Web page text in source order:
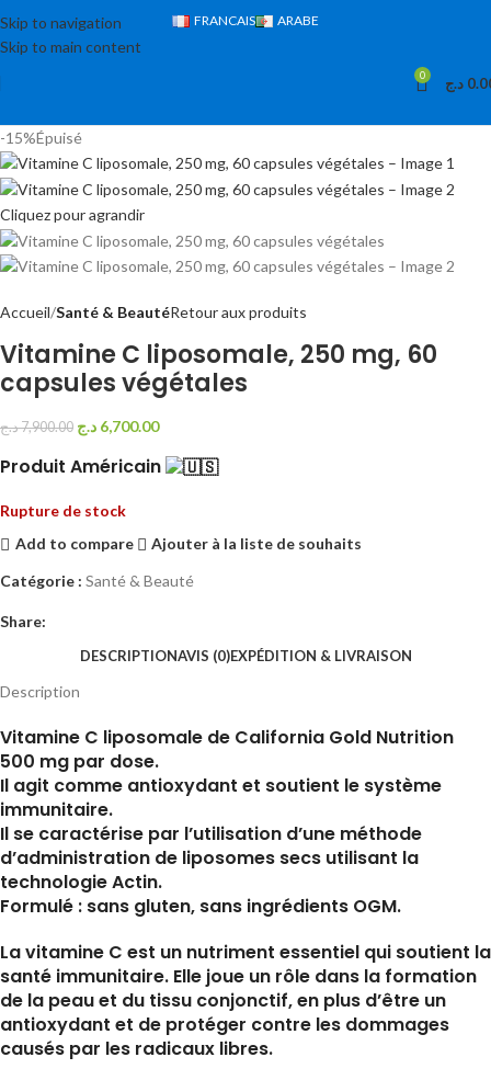
Skip to navigation
Skip to main content
FRANCAIS ARABE
0 د.ج
-15%Épuisé
Cliquez pour agrandir
Accueil Santé & BeautéRetour aux produits
Vitamine C liposomale, 250 mg, 60
capsules végétales
7,900.00د.ج 6,700.00 د.ج
Produit Américain
Rupture de stock
Add to compare
Ajouter à la liste de souhaits
Catégorie : Santé & Beauté
Share:
DESCRIPTIONAVIS (0)EXPÉDITION & LIVRAISON
Description
Vitamine C liposomale de California Gold Nutrition
500 mg par dose.
Il agit comme antioxydant et soutient le système
immunitaire.
Il se caractérise par l’utilisation d’une méthode
d’administration de liposomes secs utilisant la
technologie Actin.
Formulé : sans gluten, sans ingrédients OGM.
La vitamine C est un nutriment essentiel qui soutient la
santé immunitaire. Elle joue un rôle dans la formation
de la peau et du tissu conjonctif, en plus d’être un
antioxydant et de protéger contre les dommages
causés par les radicaux libres.